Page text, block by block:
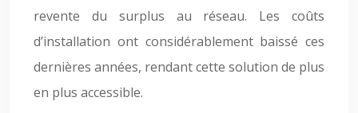
revente du surplus au réseau. Les coûts
d’installation ont considérablement baissé ces
dernières années, rendant cette solution de plus
en plus accessible.